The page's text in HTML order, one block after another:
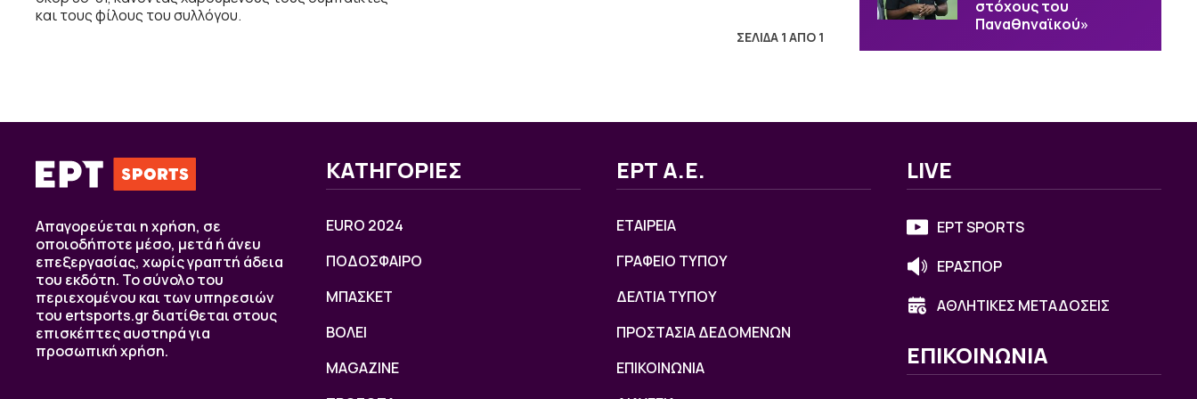
και τους φίλους του συλλόγου.
ΣΕΛΙΔΑ 1 ΑΠΟ 1
στόχους του
Παναθηναϊκού»
Απαγορεύεται η χρήση, σε
οποιοδήποτε μέσο, μετά ή άνευ
επεξεργασίας, χωρίς γραπτή άδεια
του εκδότη. Το σύνολο του
περιεχομένου και των υπηρεσιών
του ertsports.gr διατίθεται στους
επισκέπτες αυστηρά για
προσωπική χρήση.
ΚΑΤΗΓΟΡΙΕΣ
EURO 2024
ΠΟΔΟΣΦΑΙΡΟ
ΜΠΑΣΚΕΤ
ΒOΛΕΙ
MAGAZINE
ΕΡΤ Α.Ε.
ΕΤΑΙΡΕΙΑ
ΓΡΑΦΕΙΟ ΤΥΠΟΥ
ΔΕΛΤΙΑ ΤΥΠΟΥ
ΠΡΟΣΤΑΣΙΑ ΔΕΔΟΜΕΝΩΝ
ΕΠΙΚΟΙΝΩΝΙΑ
LIVE
ΕΡΤ SPORTS
ΕΡΑΣΠΟΡ
ΑΘΛΗΤΙΚΕΣ ΜΕΤΑΔΟΣΕΙΣ
ΕΠΙΚΟΙΝΩΝΙΑ